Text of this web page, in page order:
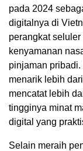
pada 2024
digitalnya di
perangkat
kenyamanan
pinjaman
menarik lebih
mencatat lebih
tingginya minat
digital yang
Selain meraih